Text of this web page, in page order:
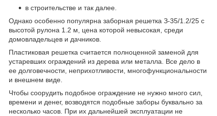
в строительстве и так далее.
Однако особенно популярна заборная решетка З-35/1.2/25 с
высотой рулона 1.2 м, цена которой невысокая, среди
домовладельцев и дачников.
Пластиковая решетка считается полноценной заменой для
устаревших ограждений из дерева или металла. Все дело в
ее долговечности, неприхотливости, многофункциональности
и внешнем виде.
Чтобы соорудить подобное ограждение не нужно много сил,
времени и денег, возводятся подобные заборы буквально за
несколько часов. При их дальнейшей эксплуатации не